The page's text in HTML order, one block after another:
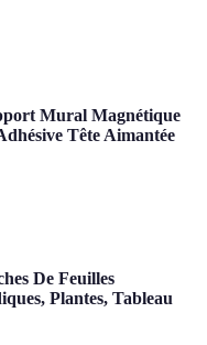
Mural Magnétique
Tête Aimantée
De Feuilles
Plantes, Tableau